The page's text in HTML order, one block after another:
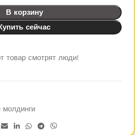
В корзину
сейчас
товар смотрят люди!
молдинги